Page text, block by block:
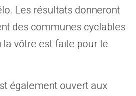
Les résultats donneront
des communes cyclables
vôtre est faite pour le
également ouvert aux